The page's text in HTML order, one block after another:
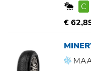
C
€